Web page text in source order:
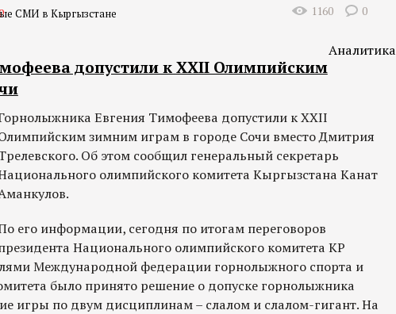
СМИ в Кыргызстане
Аналитика
1160 0
допустили к XXII Олимпийским
Евгения Тимофеева допустили к XXII
зимним играм в городе Сочи вместо Дмитрия
Об этом сообщил генеральный секретарь
олимпийского комитета Кыргызстана Канат
его информации, сегодня по итогам переговоров
Национального олимпийского комитета КР
Международной федерации горнолыжного спорта и
было принято решение о допуске горнолыжника
игры по двум дисциплинам – слалом и слалом-гигант. На